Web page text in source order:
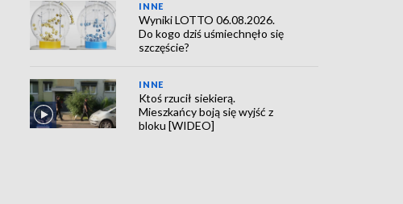
INNE
Wyniki LOTTO 06.08.2026.
Do kogo dziś uśmiechnęło się
szczęście?
INNE
Ktoś rzucił siekierą.
Mieszkańcy boją się wyjść z
bloku [WIDEO]